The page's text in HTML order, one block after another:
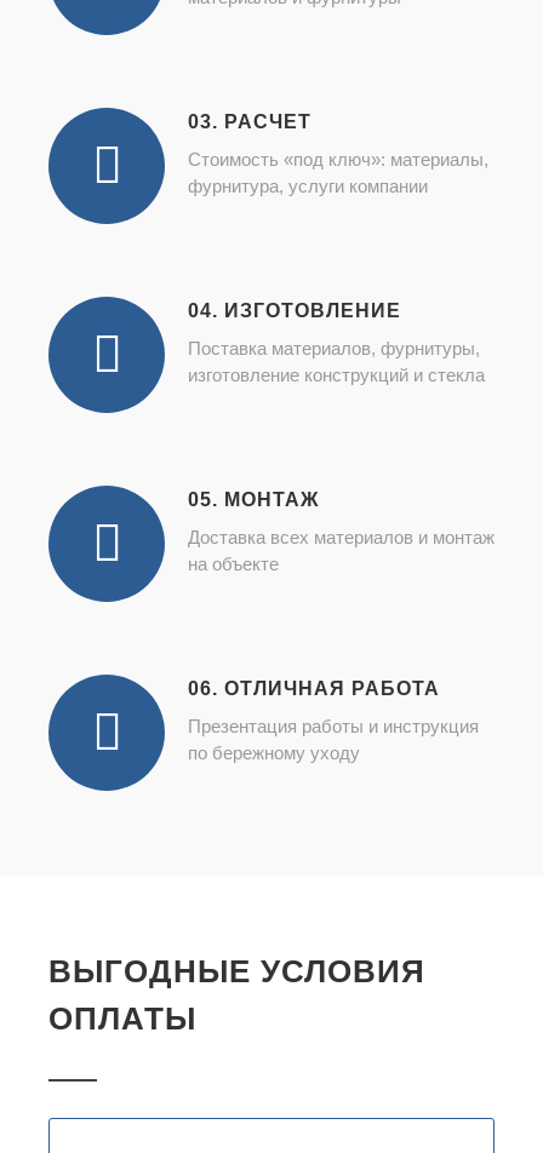
03. РАСЧЕТ
Стоимость «под ключ»: материалы,
фурнитура, услуги компании
04. ИЗГОТОВЛЕНИЕ
Поставка материалов, фурнитуры,
изготовление конструкций и стекла
05. МОНТАЖ
Доставка всех материалов и монтаж
на объекте
06. ОТЛИЧНАЯ РАБОТА
Презентация работы и инструкция
по бережному уходу
ВЫГОДНЫЕ УСЛОВИЯ
ОПЛАТЫ